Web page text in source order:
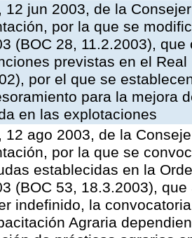
12 jun 2003, de la
por la que se
(BOC 28, 11.2.2003),
previstas en el
por el que se
para la mejora
en las explotaciones
12 ago 2003, de la
por la que se
establecidas en la
(BOC 53, 18.3.2003),
indefinido, la
Agraria